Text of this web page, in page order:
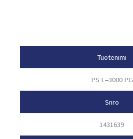
Tuotenimi
PS L=3000 PG
Snro
1431639